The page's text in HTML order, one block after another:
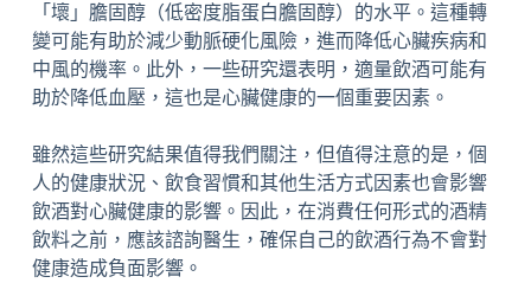
「壞」膽固醇（低密度脂蛋白膽固醇）的水平。這種轉
變可能有助於減少動脈硬化風險，進而降低心臟疾病和
中風的機率。此外，一些研究還表明，適量飲酒可能有
助於降低血壓，這也是心臟健康的一個重要因素。
雖然這些研究結果值得我們關注，但值得注意的是，個
人的健康狀況、飲食習慣和其他生活方式因素也會影響
飲酒對心臟健康的影響。因此，在消費任何形式的酒精
飲料之前，應該諮詢醫生，確保自己的飲酒行為不會對
健康造成負面影響。